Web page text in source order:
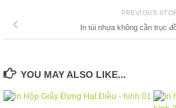
PREVIOUS
In túi nhựa không cần trục
YOU MAY ALSO LIKE...